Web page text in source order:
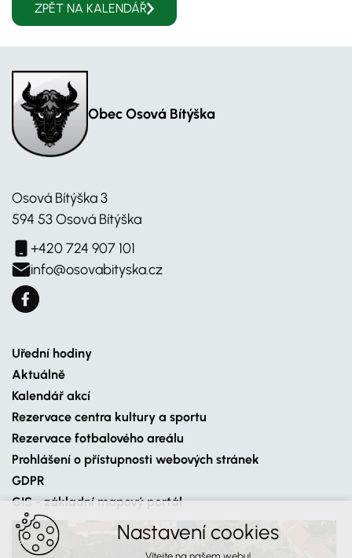
ZPĚT NA KALENDÁŘ
Obec Osová Bítýška
Osová Bítýška 3
594 53 Osová Bítýška
+420 724 907 101
info@osovabityska.cz
Uřední hodiny
Aktuálně
Kalendář akcí
Rezervace centra kultury a sportu
Rezervace fotbalového areálu
Prohlášení o přístupnosti webových stránek
GDPR
GIS - základní mapový portál
Nastavení cookies